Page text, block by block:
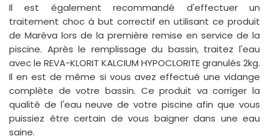
Il est également recommandé d'effectuer un
traitement choc à but correctif en utilisant ce produit
de Maréva lors de la première remise en service de la
piscine. Après le remplissage du bassin, traitez l'eau
avec le REVA-KLORIT KALCIUM HYPOCLORITE granulés 2kg.
Il en est de même si vous avez effectué une vidange
complète de votre bassin. Ce produit va corriger la
qualité de l'eau neuve de votre piscine afin que vous
puissiez être certain de vous baigner dans une eau
saine.